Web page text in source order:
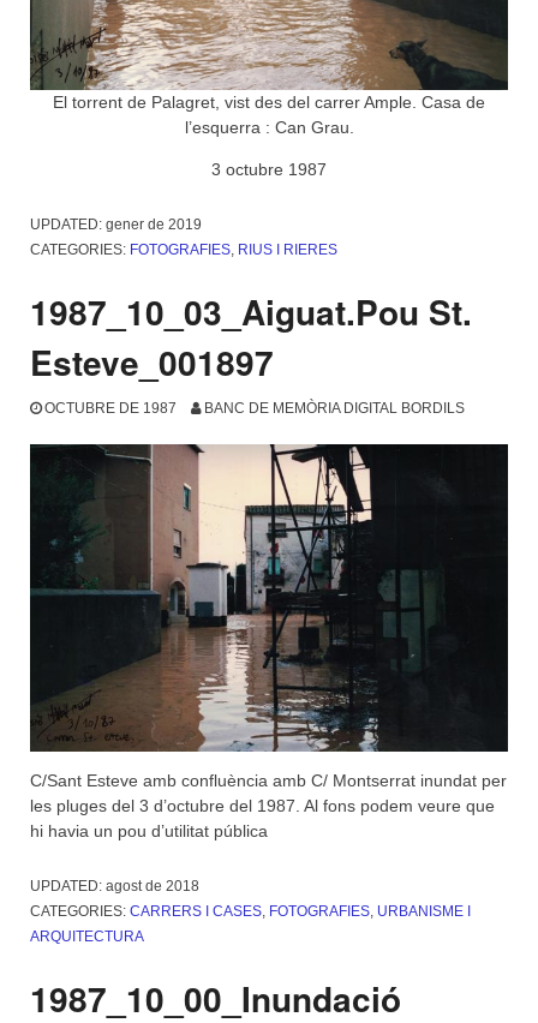
El torrent de Palagret, vist des del carrer Ample. Casa de
l’esquerra : Can Grau.
3 octubre 1987
UPDATED: gener de 2019
CATEGORIES: FOTOGRAFIES, RIUS I RIERES
1987_10_03_Aiguat.Pou St.
Esteve_001897
OCTUBRE DE 1987 BANC DE MEMÒRIA DIGITAL BORDILS
C/Sant Esteve amb confluència amb C/ Montserrat inundat per
les pluges del 3 d’octubre del 1987. Al fons podem veure que
hi havia un pou d’utilitat pública
UPDATED: agost de 2018
CATEGORIES: CARRERS I CASES, FOTOGRAFIES, URBANISME I
ARQUITECTURA
1987_10_00_Inundació